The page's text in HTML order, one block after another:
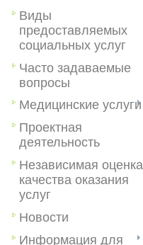
Виды
предоставляемых
социальных услуг
Часто задаваемые
вопросы
Медицинские услуги
Проектная
деятельность
Независимая оценка
качества оказания
услуг
Новости
Информация для